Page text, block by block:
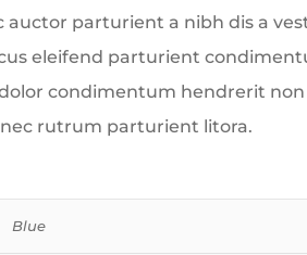
parturient a nibh dis a
eleifend parturient
condimentum hendrerit
rutrum parturient litora.
Blue